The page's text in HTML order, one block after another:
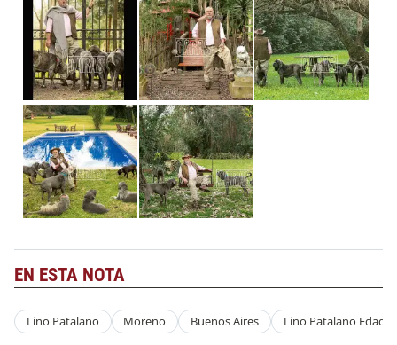
EN ESTA NOTA
Lino Patalano Moreno Buenos Aires Lino Patalano Edad